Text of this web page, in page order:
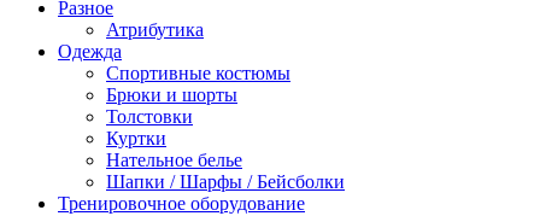
Разное
Атрибутика
Одежда
Спортивные костюмы
Брюки и шорты
Толстовки
Куртки
Нательное белье
Шапки / Шарфы / Бейсболки
Тренировочное оборудование